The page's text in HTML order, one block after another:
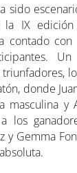
sido
la IX
contado
donde
masculina y
los
y Gemma